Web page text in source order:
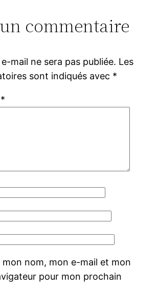
commentaire
mail ne sera pas publiée. Les
sont indiqués avec *
*
mon nom, mon e-mail et mon
pour mon prochain